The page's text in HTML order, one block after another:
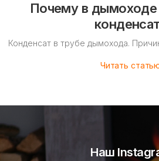
Почему в дымоходе
Конденсат в трубе дымохода.
Читать
Наш